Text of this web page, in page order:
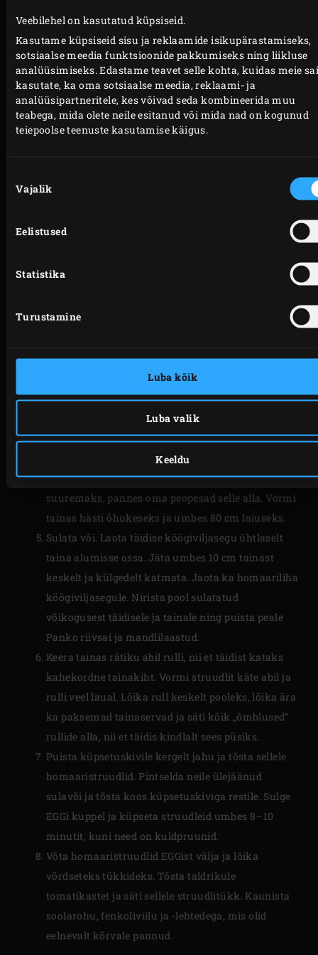
Veebilehel on kasutatud küpsiseid.
Kasutame küpsiseid sisu ja reklaamide isikupärastamiseks,
sotsiaalse meedia funktsioonide pakkumiseks ning liikluse
analüüsimiseks. Edastame teavet selle kohta, kuidas meie
kasutate, ka oma sotsiaalse meedia, reklaami- ja
analüüsipartneritele, kes võivad seda kombineerida muu
teabega, mida olete neile esitanud või mida nad on kogunud
teiepoolse teenuste kasutamise käigus.
valik
Vajalik
Eelistused
Statistika
Turustamine
Luba kõik
Luba valik
Keeldu
Haki fenkol peenteks ribadeks. Puhasta porrulauk,
koori porgandid ja lõika need ribadeks.
VALMISTAMINE
Süüta Big Green Eggis söed ja kuumuta EGGi koos
convEGGtori ja roostevabast terasest restiga
Tõsta malmist pann restile. Valmista täidis. Selleks
porrulauguribad ja porgand ning hauta umbes 4
mitte küpsed. Sega aeg-ajalt ja sulge peale igat
Võta pann EGGist välja, tõsta köögiviljasegu
estragonilehed ja sega kokku kõik täidise
koostisosad, välja arvatud homaariliha.
Kuumuta EGGi 250 °C-ni. Pane tööpinnale suur
pehme rätik ja puista sellele jahu. Võta
struudlitainas õlist välja ja pane rätikule. Puista
tainale ja tainarullile jahu. Rulli tainas umbes 1 cm
paksuseks. Seejärel venita tainast käte abil veelgi
suuremaks, pannes oma peopesad selle alla. Vormi
tainas hästi õhukeseks ja umbes 80 cm laiuseks.
Sulata või. Laota täidise köögiviljasegu ühtlaselt
taina alumisse ossa. Jäta umbes 10 cm tainast
keskelt ja külgedelt katmata. Jaota ka homaariliha
köögiviljasegule. Nirista pool sulatatud
võikogusest täidisele ja tainale ning puista peale
Panko riivsai ja mandlilaastud.
Keera tainas rätiku abil rulli, nii et täidist kataks
kahekordne tainakiht. Vormi struudlit käte abil ja
rulli veel laual. Lõika rull keskelt pooleks, lõika ära
ka paksemad tainaservad ja säti kõik „õmblused“
rullide alla, nii et täidis kindlalt sees püsiks.
Puista küpsetuskivile kergelt jahu ja tõsta sellele
homaaristruudlid. Pintselda neile ülejäänud
sulavõi ja tõsta koos küpsetuskiviga restile. Sulge
EGGi kuppel ja küpseta struudleid umbes 8–10
minutit, kuni need on kuldpruunid.
Võta homaaristruudlid EGGist välja ja lõika
võrdseteks tükkideks. Tõsta taldrikule
tomatikastet ja säti sellele struudlitükk. Kaunista
soolarohu, fenkoliviilu ja -lehtedega, mis olid
eelnevalt kõrvale pannud.